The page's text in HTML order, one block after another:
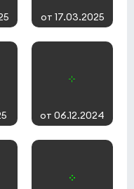
от 17.03.2025
от 06.12.2024